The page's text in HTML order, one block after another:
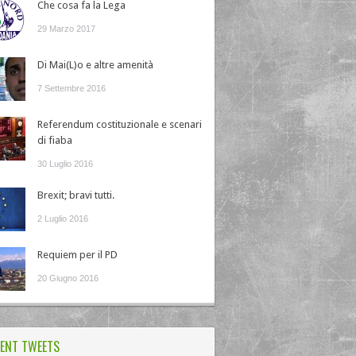
Che cosa fa la Lega
29 Marzo 2017
Di Mai(L)o e altre amenità
7 Settembre 2016
Referendum costituzionale e scenari
di fiaba
30 Luglio 2016
Brexit; bravi tutti.
2 Luglio 2016
Requiem per il PD
20 Giugno 2016
TWEETS